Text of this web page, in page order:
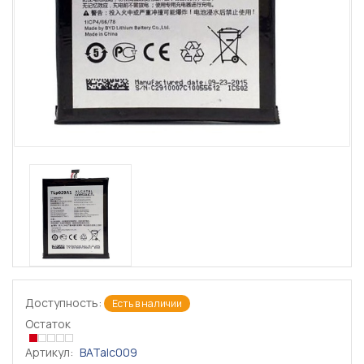
Доступность: Есть в наличии
Остаток
Артикул: BATalc009